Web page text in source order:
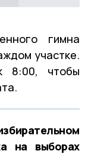
гимна
участке.
8:00, чтобы
на выборах